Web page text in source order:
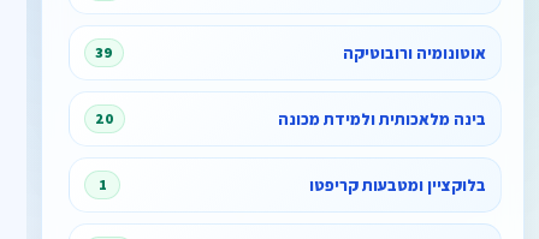
אוטונומיה ורובוטיקה 39
בינה מלאכותית ולמידת מכונה 20
בלוקציין ומטבעות קריפטו 1